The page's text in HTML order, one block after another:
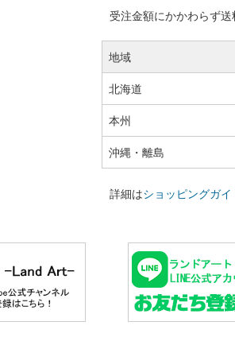
受注金額にかかわらず
地域
北海道
本州
沖縄・離島
詳細はショッピングガイ